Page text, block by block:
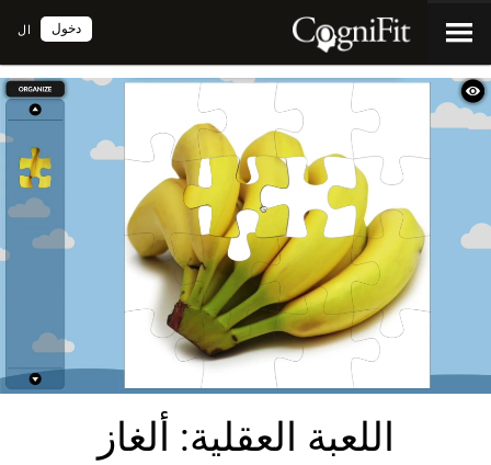
ال دخول
اللعبة العقلية: ألغاز